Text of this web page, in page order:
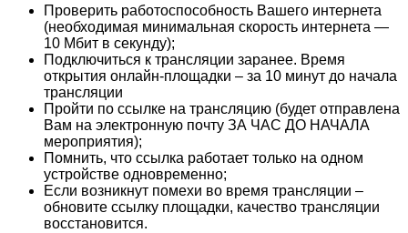
Проверить работоспособность Вашего интернета
(необходимая минимальная скорость интернета —
10 Мбит в секунду);
Подключиться к трансляции заранее. Время
открытия онлайн-площадки – за 10 минут до начала
трансляции
Пройти по ссылке на трансляцию (будет отправлена
Вам на электронную почту ЗА ЧАС ДО НАЧАЛА
мероприятия);
Помнить, что ссылка работает только на одном
устройстве одновременно;
Если возникнут помехи во время трансляции –
обновите ссылку площадки, качество трансляции
восстановится.